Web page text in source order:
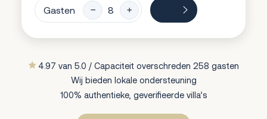
Gasten
4.97 van 5.0 / Capaciteit overschreden 258 gasten
Wij bieden lokale ondersteuning
100% authentieke, geverifieerde villa’s